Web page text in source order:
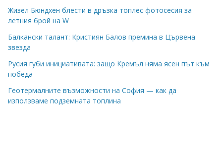
Жизел Бюндхен блести в дръзка топлес фотосесия за
летния брой на W
Балкански талант: Кристиян Балов премина в Цървена
звезда
Русия губи инициативата: защо Кремъл няма ясен път към
победа
Геотермалните възможности на София — как да
използваме подземната топлина